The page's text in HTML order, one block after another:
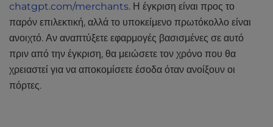
chatgpt.com/merchants. Η έγκριση είναι προς το
παρόν επιλεκτική, αλλά το υποκείμενο πρωτόκολλο είναι
ανοιχτό. Αν αναπτύξετε εφαρμογές βασισμένες σε αυτό
πριν από την έγκριση, θα μειώσετε τον χρόνο που θα
χρειαστεί για να αποκομίσετε έσοδα όταν ανοίξουν οι
πόρτες.